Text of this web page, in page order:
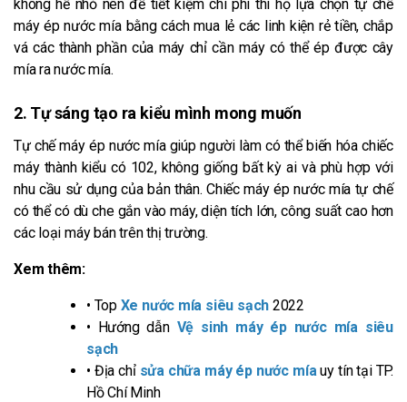
không hề nhỏ nên để tiết kiệm chi phí thì họ lựa chọn tự chế
máy ép nước mía bằng cách mua lẻ các linh kiện rẻ tiền, chắp
vá các thành phần của máy chỉ cần máy có thể ép được cây
mía ra nước mía.
2. Tự sáng tạo ra kiểu mình mong muốn
Tự chế máy ép nước mía giúp người làm có thể biến hóa chiếc
máy thành kiểu có 102, không giống bất kỳ ai và phù hợp với
nhu cầu sử dụng của bản thân. Chiếc máy ép nước mía tự chế
có thể có dù che gắn vào máy, diện tích lớn, công suất cao hơn
các loại máy bán trên thị trường.
Xem thêm:
• Top Xe nước mía siêu sạch 2022
• Hướng dẫn Vệ sinh máy ép nước mía siêu
sạch
• Địa chỉ sửa chữa máy ép nước míauy tín tại TP.
Hồ Chí Minh